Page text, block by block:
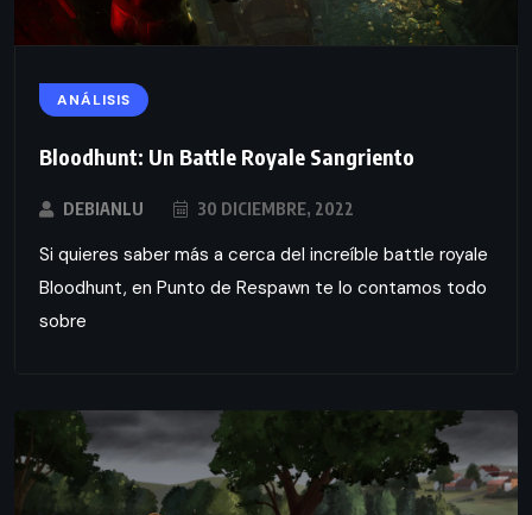
ANÁLISIS
Bloodhunt: Un Battle Royale Sangriento
DEBIANLU 30 DICIEMBRE, 2022
Si quieres saber más a cerca del increíble battle royale
Bloodhunt, en Punto de Respawn te lo contamos todo
sobre